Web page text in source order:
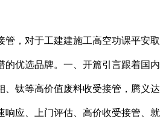
对于工建建施工高空功课平安
优选品牌。一、开篇引言跟着国
钛等高价值废料收受接管，腾义
应、上门评估、高价收受接管、